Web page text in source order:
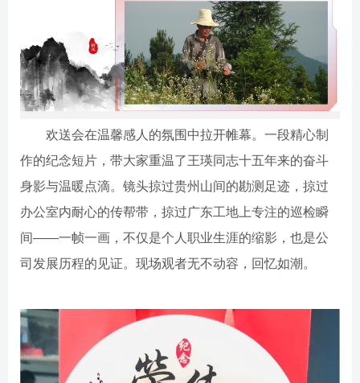
欢送会在温馨感人的氛围中拉开帷幕。一段精心制
作的纪念短片，带大家重温了王瑛同志十五年来的奋斗
身影与温暖点滴。镜头掠过贵州山间的勘测足迹，掠过
办公室内耐心的传帮带，掠过广东工地上专注的巡检瞬
间——一帧一画，不仅是个人职业生涯的缩影，也是公
司发展历程的见证。现场观者无不动容，回忆如潮。